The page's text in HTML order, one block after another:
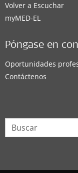
Volver a Escuchar
myMED‑EL
Póngase en
Oportunidades
Contáctenos